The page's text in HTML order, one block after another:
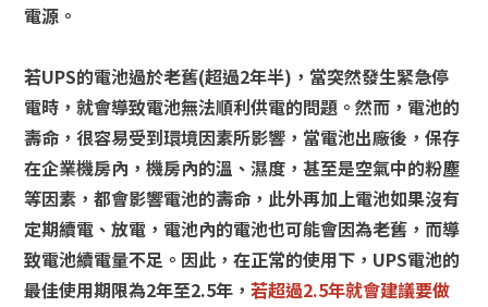
電源。
若UPS的電池過於老舊(超過2年半)，當突然發生緊急停
電時，就會導致電池無法順利供電的問題。然而，電池的
壽命，很容易受到環境因素所影響，當電池出廠後，保存
在企業機房內，機房內的溫、濕度，甚至是空氣中的粉塵
等因素，都會影響電池的壽命，此外再加上電池如果沒有
定期續電、放電，電池內的電池也可能會因為老舊，而導
致電池續電量不足。因此，在正常的使用下，UPS電池的
最佳使用期限為2年至2.5年， 若超過2.5年就會建議要做